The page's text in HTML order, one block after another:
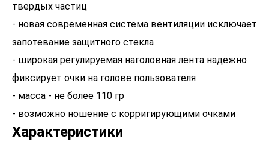
твердых частиц
- новая современная система вентиляции исключает
запотевание защитного стекла
- широкая регулируемая наголовная лента надежно
фиксирует очки на голове пользователя
- масса - не более 110 гр
- возможно ношение с корригирующими очками
Характеристики